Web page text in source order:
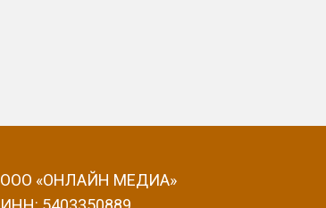
ООО «ОНЛАЙН МЕДИА»